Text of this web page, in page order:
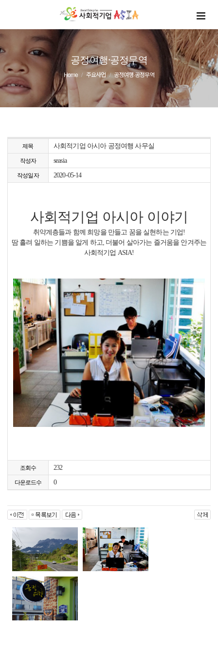
공정여행·공정무역
Home 주요사업 공정여행·공정무역
제목 사회적기업 아시아 공정여행 사무실
작성자 seasia
작성일자 2020-05-14
사회적기업 아시아 이야기
취약계층들과 함께 희망을 만들고 꿈을 실현하는 기업!
땀 흘려 일하는 기쁨을 알게 하고, 더불어 살아가는 즐거움을 안겨주는
사회적기업 ASIA!
조회수 232
다운로드수 0